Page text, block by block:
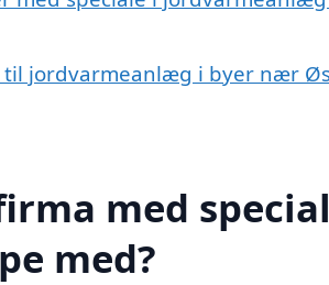
til jordvarmeanlæg i byer nær
med
med?